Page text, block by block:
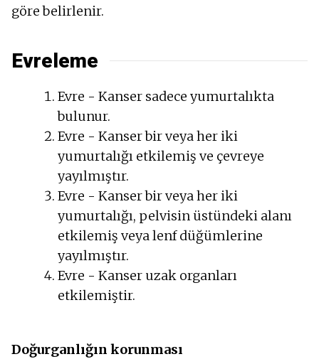
göre belirlenir.
Evreleme
Evre - Kanser sadece yumurtalıkta
bulunur.
Evre - Kanser bir veya her iki
yumurtalığı etkilemiş ve çevreye
yayılmıştır.
Evre - Kanser bir veya her iki
yumurtalığı, pelvisin üstündeki alanı
etkilemiş veya lenf düğümlerine
yayılmıştır.
Evre - Kanser uzak organları
etkilemiştir.
Doğurganlığın korunması